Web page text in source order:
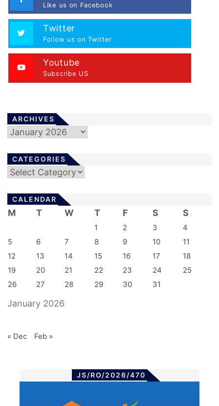
g
i
a
i
Like us on Facebook
Twitter
Follow us on Twitter
Youtube
Subscribe US
ARCHIVES
Archives
CATEGORIES
Categories
CALENDAR
January 2026
M T W T F S S
1 2 3
4
5
6 7 8 9 10
11
12
13 14 15 16 17
18
19
20 21 22 23 24
25
26
27 28 29 30 31
« Dec Feb »
JS/RO/2026/470